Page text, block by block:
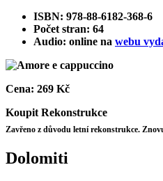
ISBN: 978-88-6182-368-6
Počet stran: 64
Audio: online na webu
Cena: 269 Kč
KoupitRekonstrukce
Zavřeno z důvodu letní rekonstrukce.
Dolomiti